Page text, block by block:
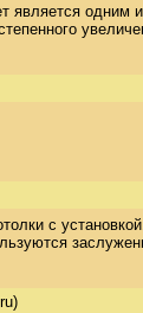
одним
с